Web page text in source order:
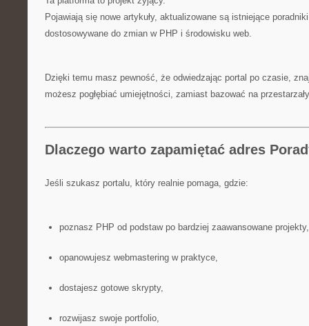
Pojawiają się nowe artykuły, aktualizowane są istniejące
dostosowywane do zmian w PHP i środowisku web.
Dzięki temu masz pewność, że odwiedzając portal po czasie,
możesz pogłębiać umiejętności, zamiast bazować na
Dlaczego warto zapamiętać adres
Jeśli szukasz portalu, który realnie pomaga, gdzie:
poznasz PHP od podstaw po bardziej zaawansowane projekty,
opanowujesz webmastering w praktyce,
dostajesz gotowe skrypty,
rozwijasz swoje portfolio,